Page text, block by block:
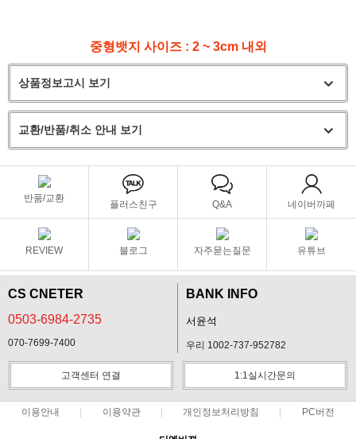
중형뱃지 사이즈 : 2 ~ 3cm 내외
상품정보고시 보기
교환/반품/취소 안내 보기
반품/교환
플러스친구 Q&A 네이버까페
REVIEW 블로그 자주묻는질문 유튜브
CS CNETER
0503-6984-2735
070-7699-7400
BANK INFO
서윤석
우리 1002-737-952782
고객센터 연결 1:1실시간문의
이용안내 이용약관 개인정보처리방침 PC버전